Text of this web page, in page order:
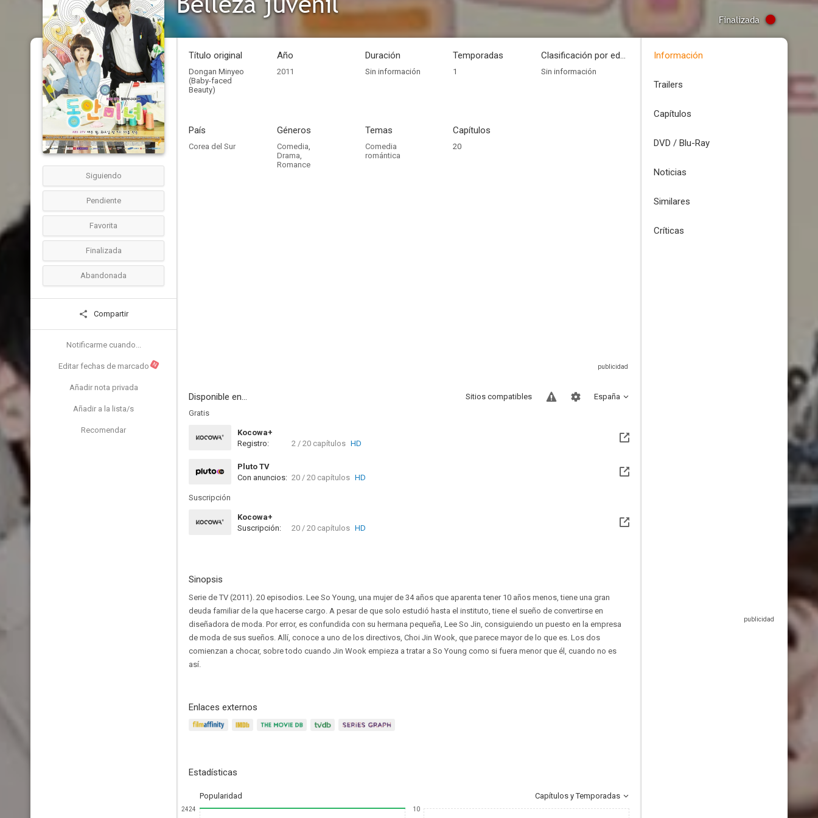
Finalizada
Siguiendo
Pendiente
Favorita
Finalizada
Abandonada
Compartir
Notificarme cuando...
Editar fechas de marcado N
Añadir nota privada
Añadir a la lista/s
Recomendar
Título original
Dongan Minyeo
(Baby-faced
Beauty)
Año
2011
Duración
Sin información
Temporadas
1
Clasificación por edades
Sin información
País
Corea del Sur
Géneros
Comedia,
Drama,
Romance
Temas
Comedia
romántica
Capítulos
20
Disponible en... España
Sitios compatibles
Gratis
Kocowa+
Registro:
2 / 20 capítulos HD
Pluto TV
Con anuncios: 20 / 20 capítulos HD
Suscripción
Kocowa+
Suscripción:
20 / 20 capítulos HD
Sinopsis
Serie de TV (2011). 20 episodios. Lee So Young, una mujer de 34 años que aparenta tener 10 años menos, tiene una gran
deuda familiar de la que hacerse cargo. A pesar de que solo estudió hasta el instituto, tiene el sueño de convertirse en
diseñadora de moda. Por error, es confundida con su hermana pequeña, Lee So Jin, consiguiendo un puesto en la empresa
de moda de sus sueños. Allí, conoce a uno de los directivos, Choi Jin Wook, que parece mayor de lo que es. Los dos
comienzan a chocar, sobre todo cuando Jin Wook empieza a tratar a So Young como si fuera menor que él, cuando no es
así.
Enlaces externos
Estadísticas
Popularidad Capítulos y Temporadas
2424 10
Información
Trailers
Capítulos
DVD / Blu-Ray
Noticias
Similares
Críticas